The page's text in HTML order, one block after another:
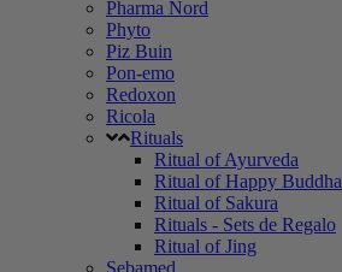
Pharma Nord
Phyto
Piz Buin
Pon-emo
Redoxon
Ricola
Rituals
Ritual of Ayurveda
Ritual of Happy Buddha
Ritual of Sakura
Rituals - Sets de Regalo
Ritual of Jing